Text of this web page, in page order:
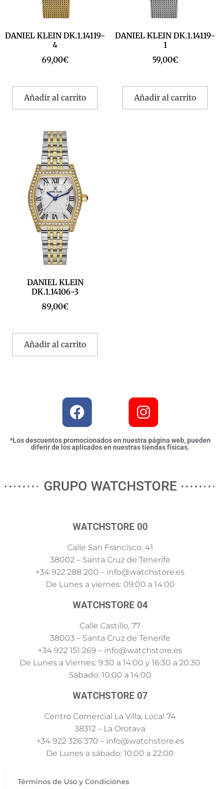
DANIEL KLEIN DK.1.14119-
4
69,00€
Añadir al carrito
DANIEL KLEIN DK.1.14119-
1
59,00€
Añadir al carrito
DANIEL KLEIN
DK.1.14106-3
89,00€
Añadir al carrito
*Los descuentos promocionados en nuestra página web, pueden
diferir de los aplicados en nuestras tiendas físicas.
GRUPO WATCHSTORE
WATCHSTORE 00
Calle San Francisco, 41
38002 – Santa Cruz de Tenerife
+34 922 288 200 – info@watchstore.es
De Lunes a viernes: 09:00 a 14:00
WATCHSTORE 04
Calle Castillo, 77
38003 – Santa Cruz de Tenerife
+34 922 151 269 – info@watchstore.es
De Lunes a Viernes: 9:30 a 14:00 y 16:30 a 20:30
Sábado: 10:00 a 14:00
WATCHSTORE 07
Centro Comercial La Villa, Local 74
38312 – La Orotava
+34 922 326 370 – info@watchstore.es
De Lunes a sábado: 10:00 a 22:00
Términos de Uso y Condiciones